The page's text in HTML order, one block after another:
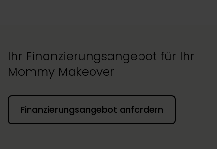
Ihr Finanzierungsangebot für Ihr
Mommy Makeover
Finanzierungsangebot anfordern